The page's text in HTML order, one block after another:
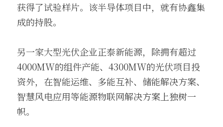
获得了试验样片。该半导体项目中，就有协鑫集
成的持股。
另一家大型光伏企业正泰新能源，除拥有超过
4000MW的组件产能、4300MW的光伏项目投
资外，在智能运维、多能互补、储能解决方案、
智慧风电应用等能源物联网解决方案上独树一
帜。